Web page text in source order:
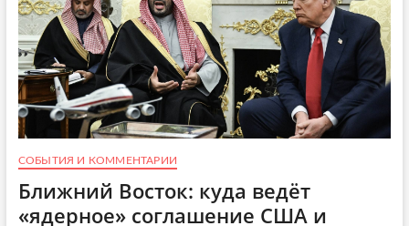
СОБЫТИЯ И КОММЕНТАРИИ
Ближний Восток: куда ведёт
«ядерное» соглашение США и